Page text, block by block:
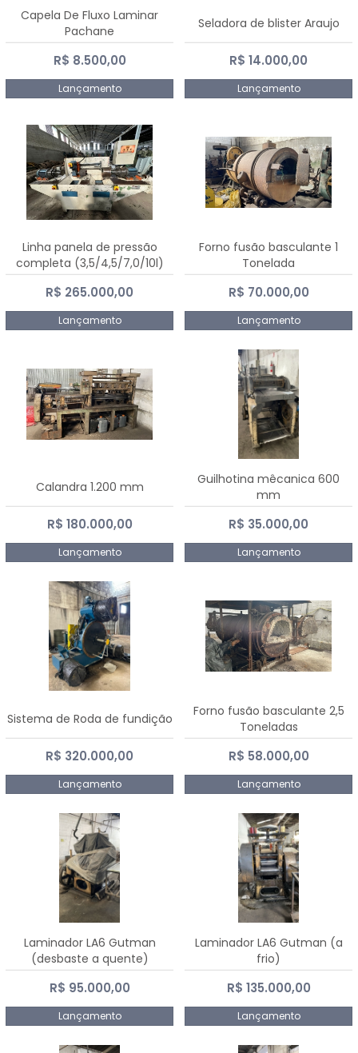
Capela De Fluxo Laminar
Pachane
R$ 8.500,00
Lançamento
Seladora de blister Araujo
R$ 14.000,00
Lançamento
Linha panela de pressão
completa (3,5/4,5/7,0/10l)
R$ 265.000,00
Lançamento
Forno fusão basculante 1
Tonelada
R$ 70.000,00
Lançamento
Calandra 1.200 mm
R$ 180.000,00
Lançamento
Guilhotina mêcanica 600
mm
R$ 35.000,00
Lançamento
Sistema de Roda de fundição
R$ 320.000,00
Lançamento
Forno fusão basculante 2,5
Toneladas
R$ 58.000,00
Lançamento
Laminador LA6 Gutman
(desbaste a quente)
R$ 95.000,00
Lançamento
Laminador LA6 Gutman (a
frio)
R$ 135.000,00
Lançamento